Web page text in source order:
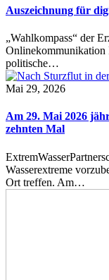
Auszeichnung für
„Wahlkompass“ der
politische…
Mai 29, 2026
Am 29. Mai 2026
zehnten Mal
Wasserextreme
Ort treffen. Am…